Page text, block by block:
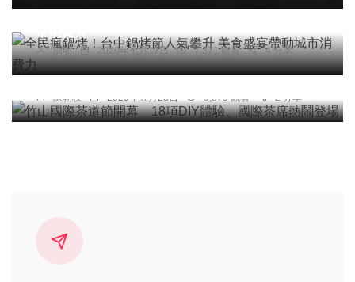
全民瘋鍋烤！台中鍋烤節人氣攀升 美食盛宴帶動城
陳明 2026年七月17日 7,371 觀看 4 分享
竹山國際茶道節開幕 18項DIY體驗、國際茶席熱
鬧登場
陳朝枝 2026年五月28日 6,879 觀看 2 分享